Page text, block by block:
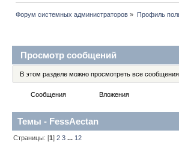
Форум системных администраторов » Профиль
Просмотр сообщений
В этом разделе можно просмотреть все
Сообщения Вложения
Темы - FessAectan
Страницы: [1]2 3 ... 12